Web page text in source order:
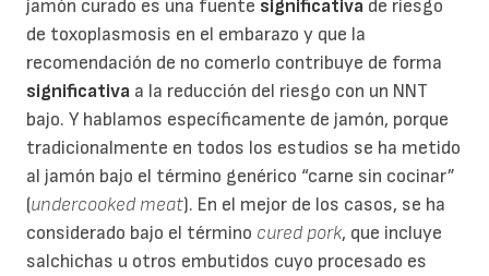
jamón curado es una fuente significativa de riesgo
de toxoplasmosis en el embarazo y que la
recomendación de no comerlo contribuye de forma
significativa a la reducción del riesgo con un NNT
bajo. Y hablamos específicamente de jamón, porque
tradicionalmente en todos los estudios se ha metido
al jamón bajo el término genérico “carne sin cocinar”
(undercooked meat). En el mejor de los casos, se ha
considerado bajo el término cured pork, que incluye
salchichas u otros embutidos cuyo procesado es